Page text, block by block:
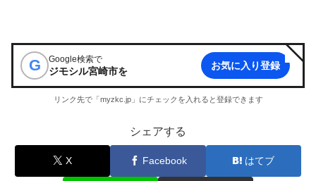
G Google検索で
ジモシル宮崎市を お気に入り登録
リンク先で「myzkc.jp」にチェックを入れると登録できます
シェアする
X Facebook はてブ